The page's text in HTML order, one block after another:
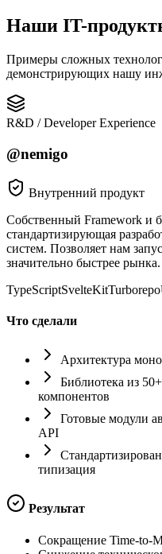
Наши IT-
Примеры сложных
демонстрирующих нашу
R&D / Developer Experience
@nemigo
Внутренний продукт
Собственный Framework и
стандартизирующая
систем. Позволяет нам
значительно быстрее рынка.
TypeScriptSvelteKitTurborepo
Что сделали
Архитектура
Библиотека из
компонентов
Готовые модули
API
типизация
Результат
Сокращение Time-to-